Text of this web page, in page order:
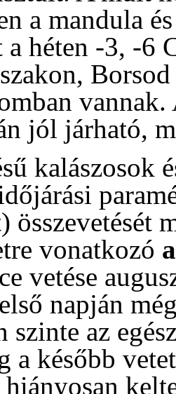
a mandula
a héten -3, -
jól járható,
kalászosok
összevetését
vonatkozó
vetése
napján
szinte az
a később